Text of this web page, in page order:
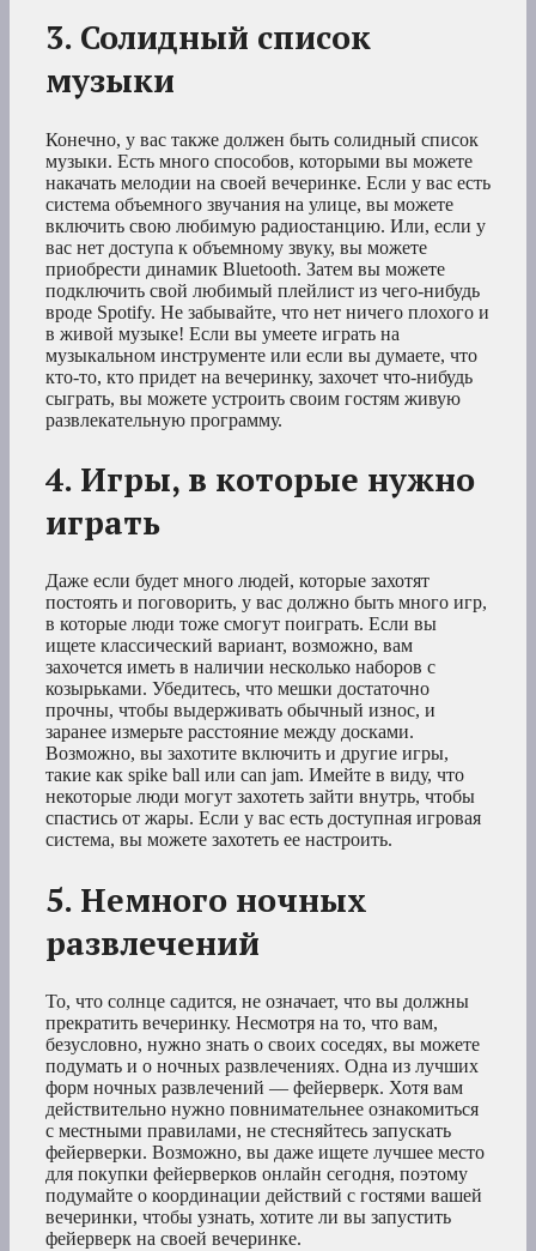
3. Солидный список
музыки
Конечно, у вас также должен быть солидный список
музыки. Есть много способов, которыми вы можете
накачать мелодии на своей вечеринке. Если у вас есть
система объемного звучания на улице, вы можете
включить свою любимую радиостанцию. Или, если у
вас нет доступа к объемному звуку, вы можете
приобрести динамик Bluetooth. Затем вы можете
подключить свой любимый плейлист из чего-нибудь
вроде Spotify. Не забывайте, что нет ничего плохого и
в живой музыке! Если вы умеете играть на
музыкальном инструменте или если вы думаете, что
кто-то, кто придет на вечеринку, захочет что-нибудь
сыграть, вы можете устроить своим гостям живую
развлекательную программу.
4. Игры, в которые нужно
играть
Даже если будет много людей, которые захотят
постоять и поговорить, у вас должно быть много игр,
в которые люди тоже смогут поиграть. Если вы
ищете классический вариант, возможно, вам
захочется иметь в наличии несколько наборов с
козырьками. Убедитесь, что мешки достаточно
прочны, чтобы выдерживать обычный износ, и
заранее измерьте расстояние между досками.
Возможно, вы захотите включить и другие игры,
такие как spike ball или can jam. Имейте в виду, что
некоторые люди могут захотеть зайти внутрь, чтобы
спастись от жары. Если у вас есть доступная игровая
система, вы можете захотеть ее настроить.
5. Немного ночных
развлечений
То, что солнце садится, не означает, что вы должны
прекратить вечеринку. Несмотря на то, что вам,
безусловно, нужно знать о своих соседях, вы можете
подумать и о ночных развлечениях. Одна из лучших
форм ночных развлечений — фейерверк. Хотя вам
действительно нужно повнимательнее ознакомиться
с местными правилами, не стесняйтесь запускать
фейерверки. Возможно, вы даже ищете лучшее место
для покупки фейерверков онлайн сегодня, поэтому
подумайте о координации действий с гостями вашей
вечеринки, чтобы узнать, хотите ли вы запустить
фейерверк на своей вечеринке.